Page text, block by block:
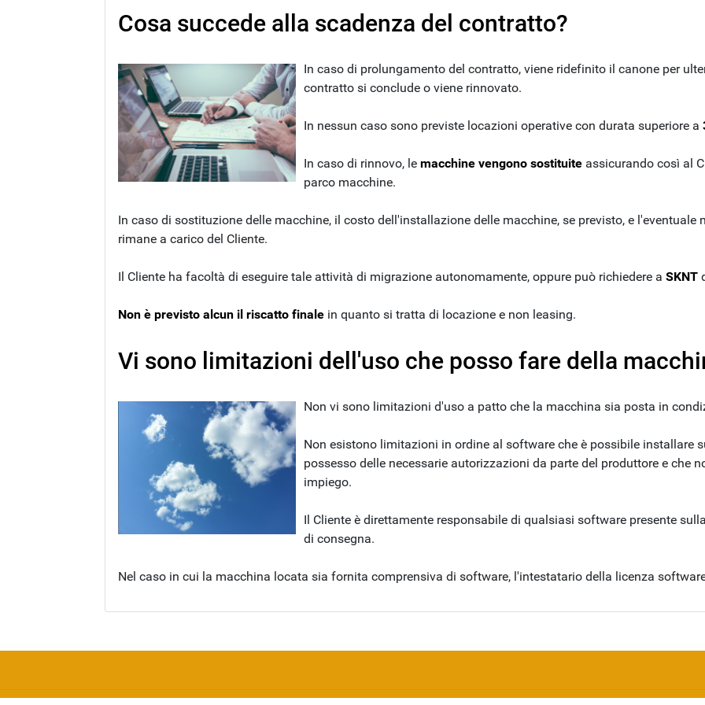
Cosa succede alla scadenza del contratto?
In caso di prolungamento del contratto, viene ridefinito il canone per
contratto si conclude o viene rinnovato.
In nessun caso sono previste locazioni operative con durata superiore a
In caso di rinnovo, le macchine vengono sostituite assicurando così al
parco macchine.
In caso di sostituzione delle macchine, il costo dell'installazione delle macchine, se previsto, e
rimane a carico del Cliente.
Il Cliente ha facoltà di eseguire tale attività di migrazione autonomamente, oppure può richiedere a SKNT
Non è previsto alcun il riscatto finale in quanto si tratta di locazione e non leasing.
Vi sono limitazioni dell'uso che posso fare della
Non vi sono limitazioni d'uso a patto che la macchina sia posta in
Non esistono limitazioni in ordine al software che è possibile installare
possesso delle necessarie autorizzazioni da parte del produttore e che
impiego.
Il Cliente è direttamente responsabile di qualsiasi software presente
di consegna.
Nel caso in cui la macchina locata sia fornita comprensiva di software, l'intestatario della licenza